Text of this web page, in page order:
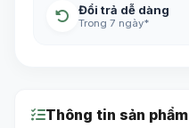
Đổi trả dễ dàng
Trong 7 ngày*
Thông tin sản phẩm